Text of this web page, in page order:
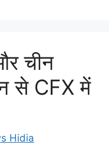
चीन
से CFX में
Hidia